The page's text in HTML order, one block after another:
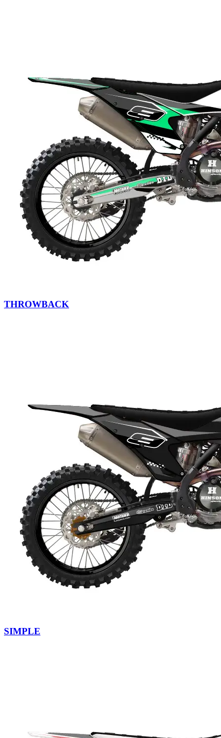
THROWBACK
SIMPLE